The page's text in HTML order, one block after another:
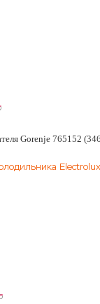
Gorenje 765152